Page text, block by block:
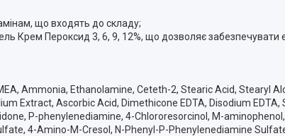
що входять до складу;
Крем Пероксид 3, 6, 9, 12%, що дозволяє забезпечувати
Ammonia, Ethanolamine, Ceteth-2, Stearic Acid, Stearyl
Extract, Ascorbic Acid, Dimethicone EDTA, Disodium EDTA,
P-phenylenediamine, 4-Chlororesorcinol, M-
4-Amino-M-Cresol, N-Phenyl-P-Phenylenediamine